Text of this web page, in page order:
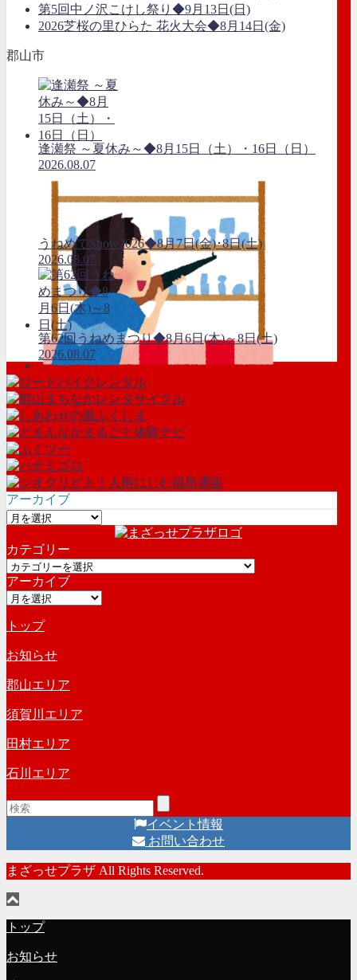
第5回中ノ沢こけし祭り◆9月13日(日)
2026芝桜の里ひらた 花火大会◆8月14日(金)
郡山市
逢瀬祭 ～夏休み～◆8月15日（土）・16日（日）
2026.08.07
うねめでShow2026◆8月7日(金)･8日(土)
2026.08.07
第62回うねめまつり◆8月6日(木)～8日(土)
2026.08.07
アーカイブ
ア
カ
イ
ブ
カテゴリー
カ
テ
ゴ
ー
アーカイブ
ア
カ
イ
ブ
トップ
お知らせ
郡山エリア
須賀川エリア
田村エリア
石川エリア
イベント情報
お問い合わせ
まざっせプラザ All Rights Reserved.
トップ
お知らせ